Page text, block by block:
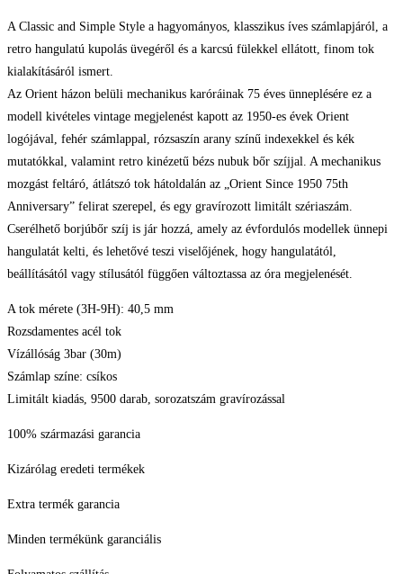
A Classic and Simple Style a hagyományos, klasszikus íves számlapjáról, a
retro hangulatú kupolás üvegéről és a karcsú fülekkel ellátott, finom tok
kialakításáról ismert.
Az Orient házon belüli mechanikus karóráinak 75 éves ünneplésére ez a
modell kivételes vintage megjelenést kapott az 1950-es évek Orient
logójával, fehér számlappal, rózsaszín arany színű indexekkel és kék
mutatókkal, valamint retro kinézetű bézs nubuk bőr szíjjal. A mechanikus
mozgást feltáró, átlátszó tok hátoldalán az „Orient Since 1950 75th
Anniversary” felirat szerepel, és egy gravírozott limitált szériaszám.
Cserélhető borjúbőr szíj is jár hozzá, amely az évfordulós modellek ünnepi
hangulatát kelti, és lehetővé teszi viselőjének, hogy hangulatától,
beállításától vagy stílusától függően változtassa az óra megjelenését.
A tok mérete (3H-9H): 40,5 mm
Rozsdamentes acél tok
Vízállóság 3bar (30m)
Számlap színe: csíkos
Limitált kiadás, 9500 darab, sorozatszám gravírozással
100% származási garancia
Kizárólag eredeti termékek
Extra termék garancia
Minden termékünk garanciális